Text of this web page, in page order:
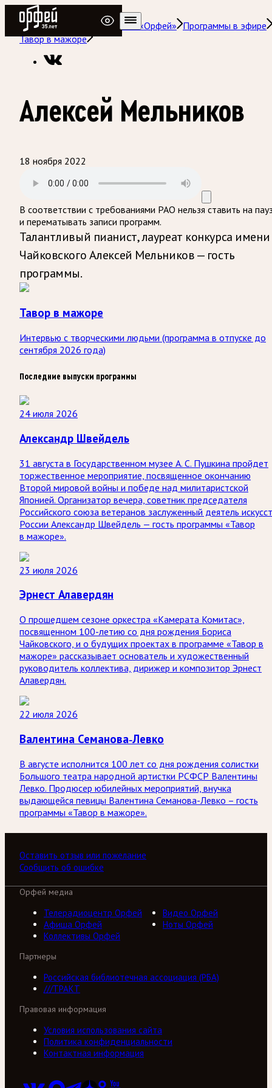
Радио Орфей
Радио классической музыки «Орфей» Программы в эфире
Тавор в мажоре
Алексей Мельников
18 ноября 2022
В соответствии с требованиями РАО нельзя ставить на
и перематывать записи программ.
Талантливый пианист, лауреат конкурса имени
Чайковского Алексей Мельников — гость
программы.
Тавор в мажоре
Интервью с творческими людьми (программа в отпуске до
сентября 2026 года)
Последние выпуски программы
24 июля 2026
Александр Швейдель
31 августа в Государственном музее А. С. Пушкина пройдет
торжественное мероприятие, посвященное окончанию
Второй мировой войны и победе над милитаристской
Японией. Организатор вечера, советник председателя
Российского союза ветеранов заслуженный деятель
России Александр Швейдель — гость программы «Тавор
в мажоре».
23 июля 2026
Эрнест Алавердян
О прошедшем сезоне оркестра «Камерата Комитас»,
посвященном 100-летию со дня рождения Бориса
Чайковского, и о будущих проектах в программе «Тавор в
мажоре» рассказывает основатель и художественный
руководитель коллектива, дирижер и композитор Эрнест
Алавердян.
22 июля 2026
Валентина Семанова-Левко
В августе исполнится 100 лет со дня рождения солистки
Большого театра народной артистки РСФСР Валентины
Левко. Продюсер юбилейных мероприятий, внучка
выдающейся певицы Валентина Семанова-Левко – гость
программы «Тавор в мажоре».
Оставить отзыв или пожелание
Сообщить об ошибке
Орфей медиа
Телерадиоцентр Орфей
Видео Орфей
Афиша Орфей
Ноты Орфей
Коллективы Орфей
Партнеры
Российская библиотечная ассоциация (РБА)
///ТРАКТ
Правовая информация
Условия использования сайта
Политика конфиденциальности
Контактная информация